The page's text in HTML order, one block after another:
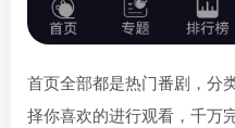
首页全部都是热门番剧，分
择你喜欢的进行观看，千万